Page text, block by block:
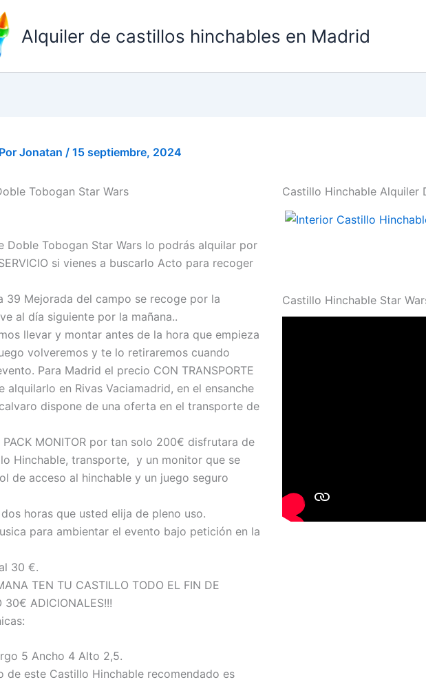
Alquiler de castillos hinchables en Madrid
Jonatan / 15 septiembre, 2024
Tobogan Star Wars
Doble Tobogan Star Wars lo podrás alquilar por
si vienes a buscarlo Acto para recoger
39 Mejorada del campo se recoge por la
al día siguiente por la mañana..
llevar y montar antes de la hora que empieza
volveremos y te lo retiraremos cuando
Para Madrid el precio CON TRANSPORTE
alquilarlo en Rivas Vaciamadrid, en el ensanche
dispone de una oferta en el transporte de
MONITOR por tan solo 200€ disfrutara de
Hinchable, transporte, y un monitor que se
de acceso al hinchable y un juego seguro
horas que usted elija de pleno uso.
para ambientar el evento bajo petición en la
30 €.
TEN TU CASTILLO TODO EL FIN DE
30€ ADICIONALES!!!
5 Ancho 4 Alto 2,5.
de este Castillo Hinchable recomendado es
Castillo Hinchable Alquiler
Castillo Hinchable Star